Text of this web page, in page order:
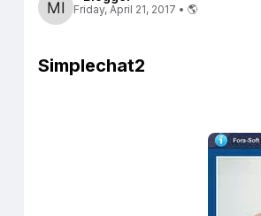
Friday, April 21, 2017 • 🌎
Simplechat2